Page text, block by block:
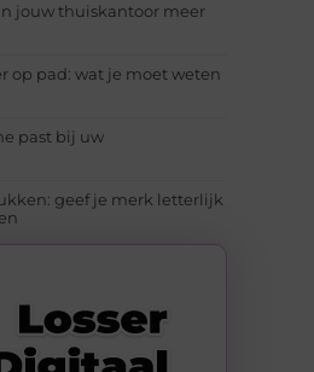
jouw thuiskantoor meer
op pad: wat je moet weten
past bij uw
geef je merk letterlijk